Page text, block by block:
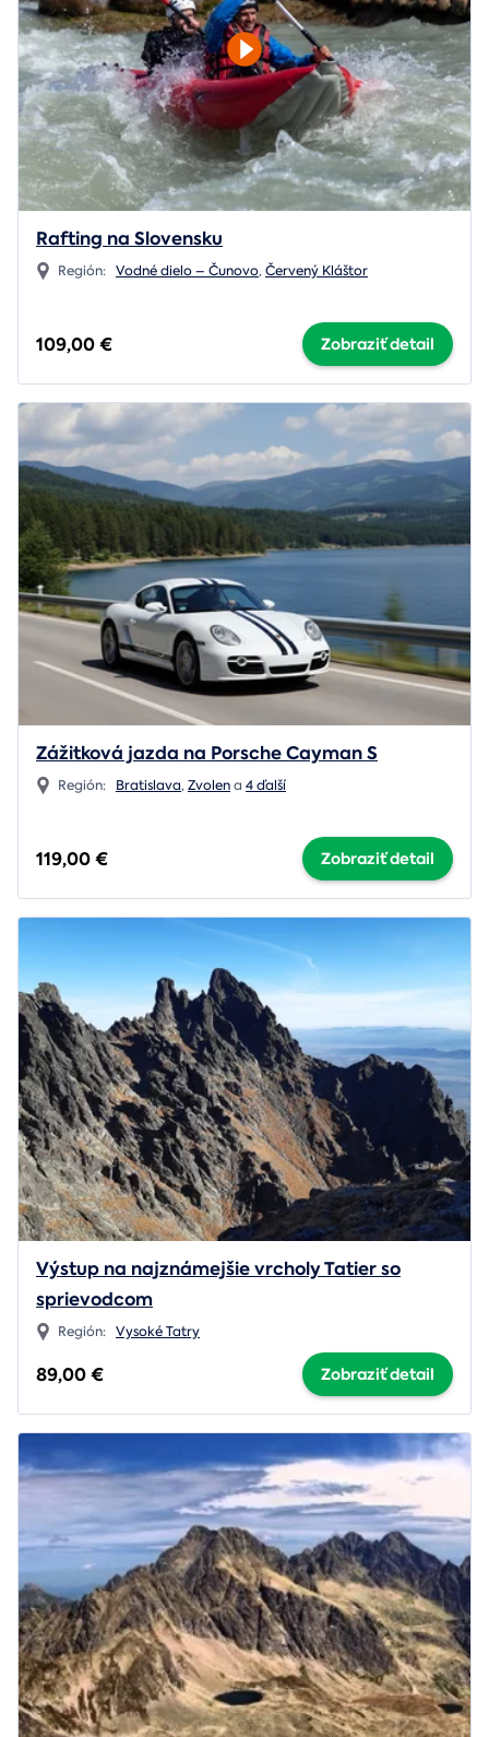
Rafting na Slovensku
Región: Vodné dielo – Čunovo,Červený Kláštor
109,00 € Zobraziť detail
Zážitková jazda na Porsche Cayman S
Región: Bratislava,Zvolena 4 ďalší
119,00 € Zobraziť detail
Výstup na najznámejšie vrcholy Tatier so
sprievodcom
Región: Vysoké Tatry
89,00 € Zobraziť detail